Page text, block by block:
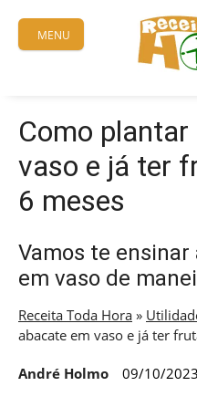
content
MENU
Como
vaso e já ter
6 meses
Vamos te
em vaso de
Receita Toda Hora »
abacate em vaso e já ter
André Holmo 09/10/2023